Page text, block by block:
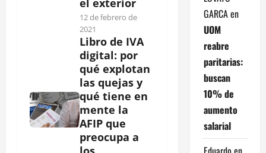
el exterior
12 de febrero de
2021
Libro de IVA
digital: por
qué explotan
las quejas y
qué tiene en
mente la
AFIP que
preocupa a
GARCAen
UOM
reabre
paritarias:
buscan
10% de
aumento
salarial